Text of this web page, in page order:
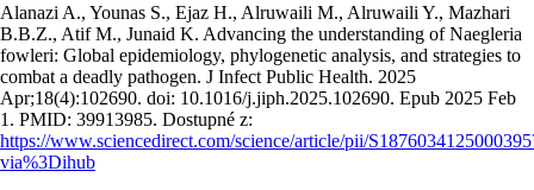
Alanazi A., Younas S., Ejaz H., Alruwaili M., Alruwaili Y., Mazhari
B.B.Z., Atif M., Junaid K. Advancing the understanding of Naegleria
fowleri: Global epidemiology, phylogenetic analysis, and strategies to
combat a deadly pathogen. J Infect Public Health. 2025
Apr;18(4):102690. doi: 10.1016/j.jiph.2025.102690. Epub 2025 Feb
1. PMID: 39913985. Dostupné z:
https://www.sciencedirect.com/science/article/pii/
via%3Dihub